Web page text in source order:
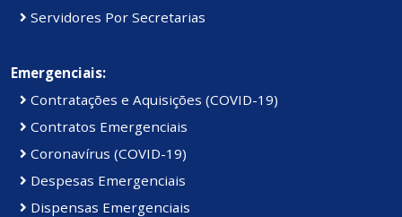
Servidores Por Secretarias
Emergenciais:
Contratações e Aquisições (COVID-19)
Contratos Emergenciais
Coronavírus (COVID-19)
Despesas Emergenciais
Dispensas Emergenciais